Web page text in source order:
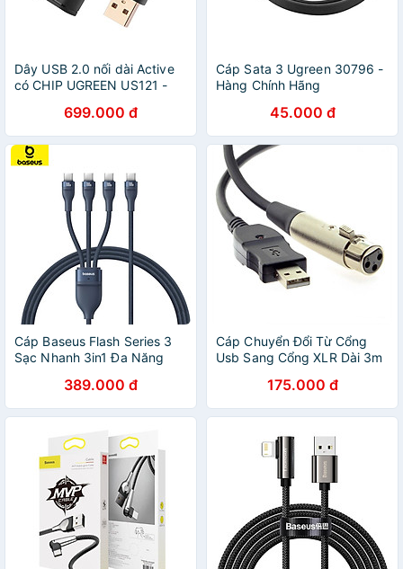
Dây USB 2.0 nối dài Active
có CHIP UGREEN US121 -
699.000 đ
Cáp Sata 3 Ugreen 30796 -
Hàng Chính Hãng
45.000 đ
Cáp Baseus Flash Series 3
Sạc Nhanh 3in1 Đa Năng
C ) dài 1.5M- Hàng Chính
Hãng
389.000 đ
Cáp Chuyển Đổi Từ Cổng
Usb Sang Cổng XLR Dài 3m
175.000 đ